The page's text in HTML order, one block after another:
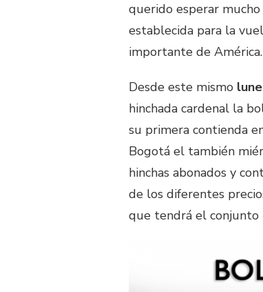
querido esperar
establecida para la
importante de América.
Desde este mismo
hinchada cardenal la
su primera contienda
Bogotá el también
hinchas abonados y
de los diferentes
que tendrá el conjunto